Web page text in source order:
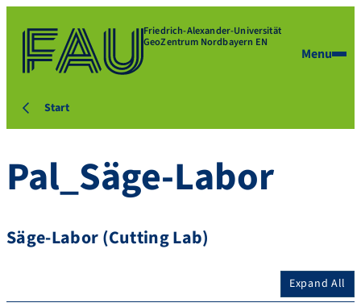
Friedrich-Alexander-Universität
GeoZentrum Nordbayern EN
Menu
Start
Pal_Säge-Labor
Säge-Labor (Cutting Lab)
Expand All